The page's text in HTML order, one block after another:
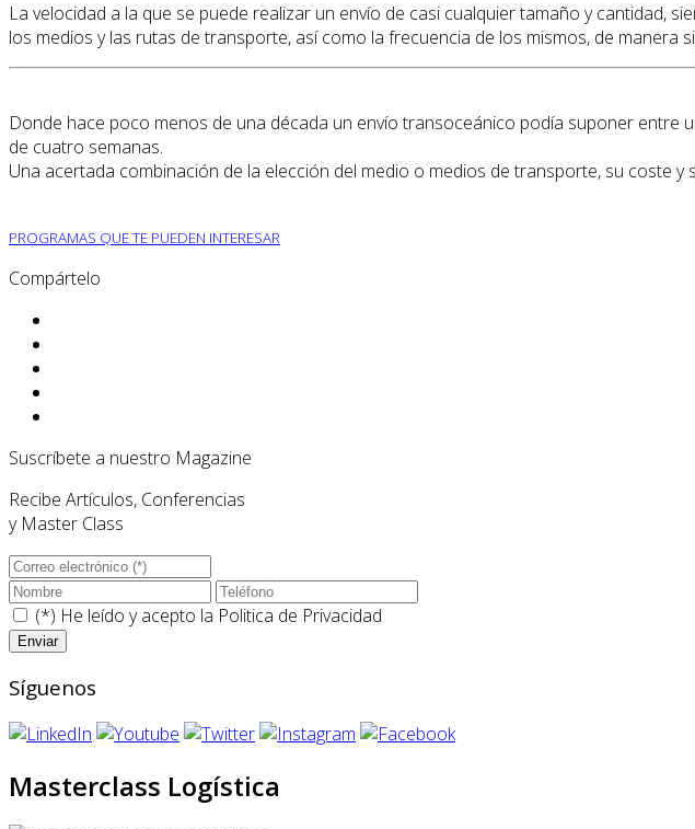
La velocidad a la que se puede realizar un envío de casi cualquier tamaño y cantidad,
los medios y las rutas de transporte, así como la frecuencia de los mismos, de manera
Donde hace poco menos de una década un envío transoceánico podía suponer entre
de cuatro semanas.
Una acertada combinación de la elección del medio o medios de transporte, su coste
PROGRAMAS QUE TE PUEDEN INTERESAR
Compártelo
Suscríbete a nuestro Magazine
Recibe Artículos, Conferencias
y Master Class
(*) He leído y acepto la Politica de Privacidad
Síguenos
Masterclass Logística